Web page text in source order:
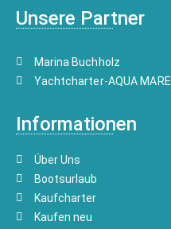
Unsere Partner
Marina Buchholz
Yachtcharter-AQUA MARE
Informationen
Über Uns
Bootsurlaub
Kaufcharter
Kaufen neu